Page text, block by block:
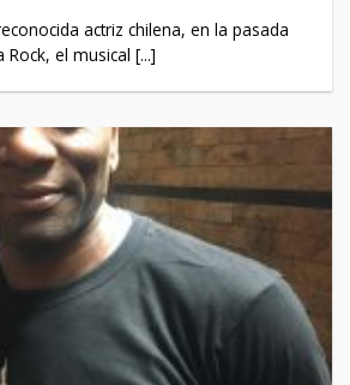
actriz chilena, en la pasada
Rock, el musical [...]